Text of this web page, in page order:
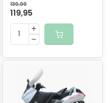
130,00
119,95